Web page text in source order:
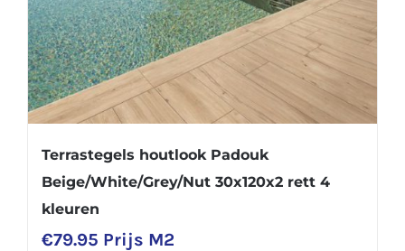
Terrastegels houtlook Padouk
Beige/White/Grey/Nut 30x120x2 rett 4
kleuren
€79.95 Prijs M2